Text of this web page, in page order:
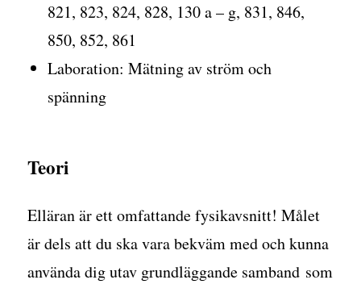
821, 823, 824, 828, 130 a – g, 831, 846,
850, 852, 861
Laboration: Mätning av ström och
spänning
Teori
Elläran är ett omfattande fysikavsnitt! Målet
är dels att du ska vara bekväm med och kunna
använda dig utav grundläggande samband som